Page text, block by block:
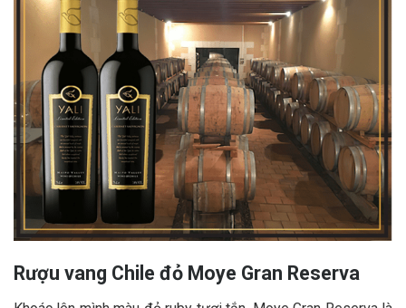
Rượu vang Chile đỏ Moye Gran Reserva